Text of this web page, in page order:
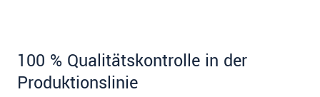
100 % Qualitätskontrolle in der
Produktionslinie